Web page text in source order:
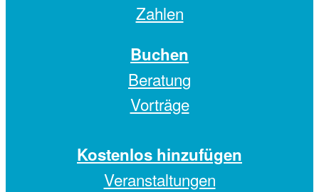
Zahlen
Buchen
Beratung
Vorträge
Kostenlos hinzufügen
Veranstaltungen